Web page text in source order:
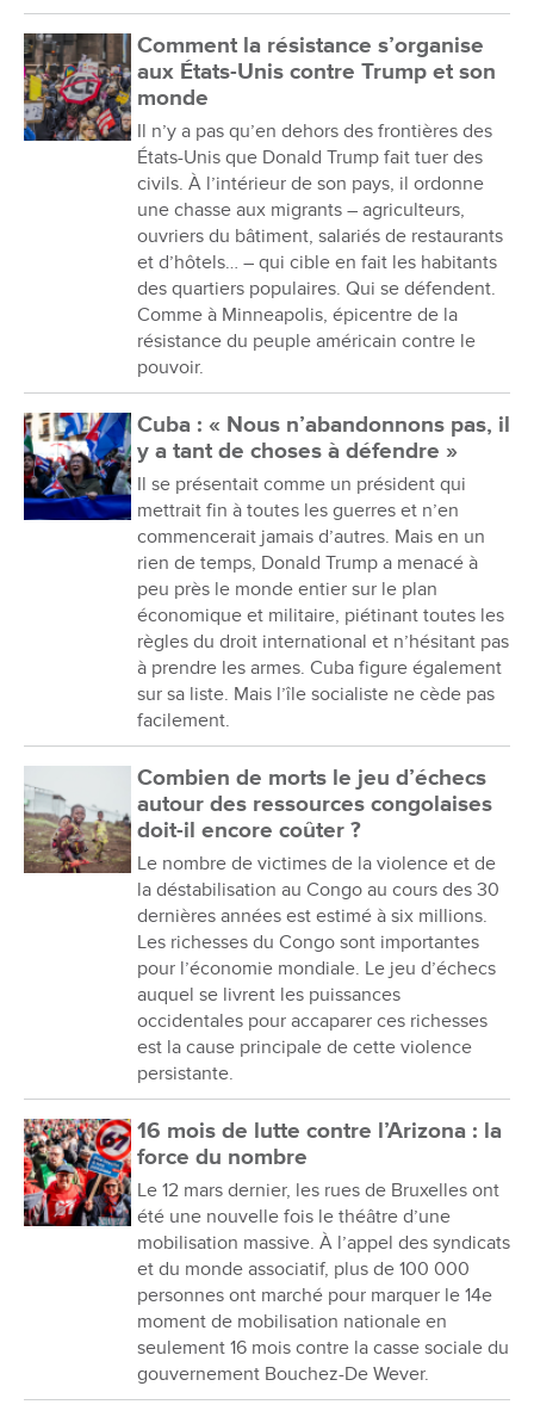
Comment la résistance s’organise
aux États-Unis contre Trump et son
monde
Il n’y a pas qu’en dehors des frontières des
États-Unis que Donald Trump fait tuer des
civils. À l’intérieur de son pays, il ordonne
une chasse aux migrants – agriculteurs,
ouvriers du bâtiment, salariés de restaurants
et d’hôtels… – qui cible en fait les habitants
des quartiers populaires. Qui se défendent.
Comme à Minneapolis, épicentre de la
résistance du peuple américain contre le
pouvoir.
Cuba : « Nous n’abandonnons pas, il
y a tant de choses à défendre »
Il se présentait comme un président qui
mettrait fin à toutes les guerres et n’en
commencerait jamais d’autres. Mais en un
rien de temps, Donald Trump a menacé à
peu près le monde entier sur le plan
économique et militaire, piétinant toutes les
règles du droit international et n’hésitant pas
à prendre les armes. Cuba figure également
sur sa liste. Mais l’île socialiste ne cède pas
facilement.
Combien de morts le jeu d’échecs
autour des ressources congolaises
doit-il encore coûter ?
Le nombre de victimes de la violence et de
la déstabilisation au Congo au cours des 30
dernières années est estimé à six millions.
Les richesses du Congo sont importantes
pour l’économie mondiale. Le jeu d’échecs
auquel se livrent les puissances
occidentales pour accaparer ces richesses
est la cause principale de cette violence
persistante.
16 mois de lutte contre l’Arizona : la
force du nombre
Le 12 mars dernier, les rues de Bruxelles ont
été une nouvelle fois le théâtre d’une
mobilisation massive. À l’appel des syndicats
et du monde associatif, plus de 100 000
personnes ont marché pour marquer le 14e
moment de mobilisation nationale en
seulement 16 mois contre la casse sociale du
gouvernement Bouchez-De Wever.